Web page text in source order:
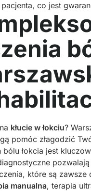
co jest
kłucie w łokciu?
pomóc złagodzić
bólu łokcia jest
które są
manualna, terapia